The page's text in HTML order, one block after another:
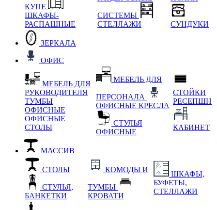
КУПЕ
ШКАФЫ-
РАСПАШНЫЕ
СИСТЕМЫ
СТЕЛЛАЖИ
СУНДУКИ
ЗЕРКАЛА
ОФИС
МЕБЕЛЬ ДЛЯ
РУКОВОДИТЕЛЯ
ТУМБЫ
ОФИСНЫЕ
ОФИСНЫЕ
СТОЛЫ
МЕБЕЛЬ ДЛЯ
ПЕРСОНАЛА
ОФИСНЫЕ КРЕСЛА
СТУЛЬЯ
ОФИСНЫЕ
СТОЙКИ
РЕСЕПШН
КАБИНЕТ
МАССИВ
СТОЛЫ
СТУЛЬЯ,
БАНКЕТКИ
КОМОДЫ И
ТУМБЫ
КРОВАТИ
ШКАФЫ,
БУФЕТЫ,
СТЕЛЛАЖИ